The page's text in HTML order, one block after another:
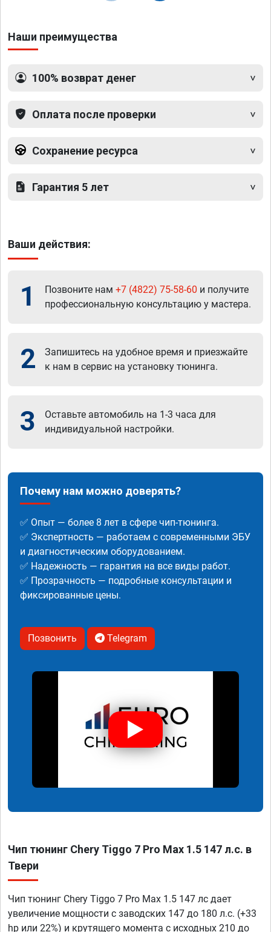
Наши преимущества
100% возврат денег
Оплата после проверки
Сохранение ресурса
Гарантия 5 лет
Ваши действия:
1 Позвоните нам +7 (4822) 75-58-60 и получите
профессиональную консультацию у мастера.
2
Запишитесь на удобное время и приезжайте
к нам в сервис на установку тюнинга.
3
Оставьте автомобиль на 1-3 часа для
индивидуальной настройки.
Почему нам можно доверять?
✅ Опыт — более 8 лет в сфере чип-тюнинга.
✅ Экспертность — работаем с современными ЭБУ
и диагностическим оборудованием.
✅ Надежность — гарантия на все виды работ.
✅ Прозрачность — подробные консультации и
фиксированные цены.
Позвонить Telegram
Чип тюнинг Chery Tiggo 7 Pro Max 1.5 147 л.с. в
Твери
Чип тюнинг Chery Tiggo 7 Pro Max 1.5 147 лс дает
увеличение мощности с заводских 147 до 180 л.с. (+33
hp или 22%) и крутящего момента с исходных 210 до